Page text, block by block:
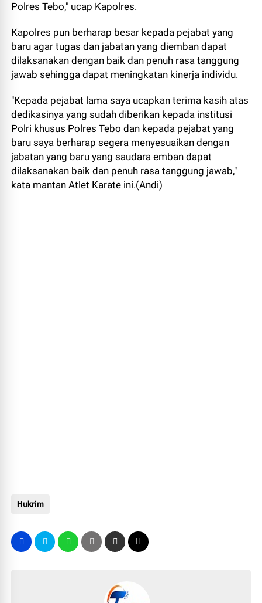
Polres Tebo," ucap Kapolres.
Kapolres pun berharap besar kepada pejabat yang
baru agar tugas dan jabatan yang diemban dapat
dilaksanakan dengan baik dan penuh rasa tanggung
jawab sehingga dapat meningkatan kinerja individu.
"Kepada pejabat lama saya ucapkan terima kasih atas
dedikasinya yang sudah diberikan kepada institusi
Polri khusus Polres Tebo dan kepada pejabat yang
baru saya berharap segera menyesuaikan dengan
jabatan yang baru yang saudara emban dapat
dilaksanakan baik dan penuh rasa tanggung jawab,"
kata mantan Atlet Karate ini.(Andi)
Hukrim